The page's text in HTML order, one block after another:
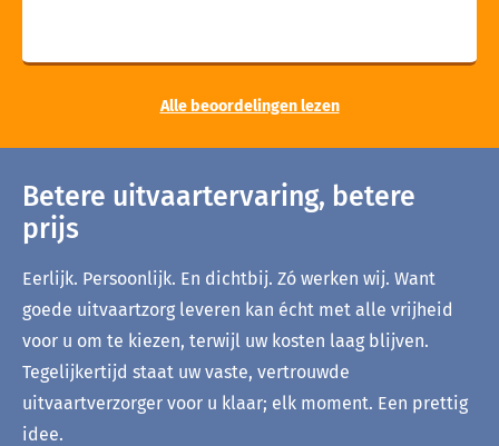
Alle beoordelingen lezen
Betere uitvaartervaring, betere
prijs
Eerlijk. Persoonlijk. En dichtbij. Zó werken wij. Want
goede uitvaartzorg leveren kan écht met alle vrijheid
voor u om te kiezen, terwijl uw kosten laag blijven.
Tegelijkertijd staat uw vaste, vertrouwde
uitvaartverzorger voor u klaar; elk moment. Een prettig
idee.